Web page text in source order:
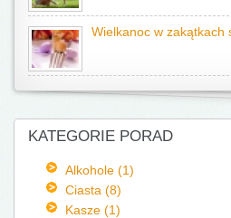
Wielkanoc w zakątkach
KATEGORIE PORAD
Alkohole (1)
Ciasta (8)
Kasze (1)